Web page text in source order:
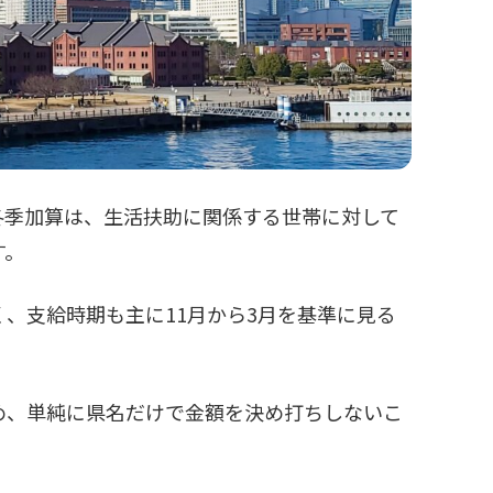
加算は、生活扶助に関係する世帯に対して
支給時期も主に11月から3月を基準に見る
単純に県名だけで金額を決め打ちしないこ